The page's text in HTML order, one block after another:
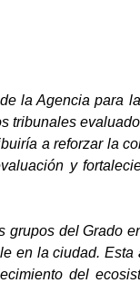
la Agencia para
tribunales
a reforzar la
y
grupos del Grado
en la ciudad. Esta
del